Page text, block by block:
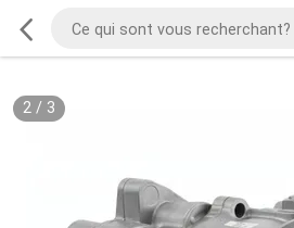
2/ 3